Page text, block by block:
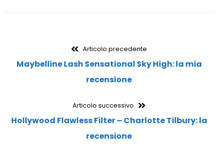
Articolo precedente
Maybelline Lash Sensational Sky High: la mia
recensione
Articolo successivo
Hollywood Flawless Filter – Charlotte Tilbury: la
recensione